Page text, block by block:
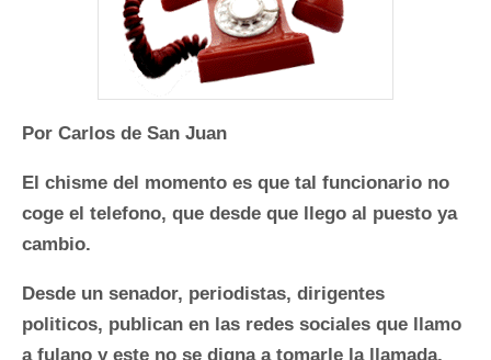
Por Carlos de San Juan
El chisme del momento es que tal funcionario no
coge el telefono, que desde que llego al puesto ya
cambio.
Desde un senador, periodistas, dirigentes
politicos, publican en las redes sociales que llamo
a fulano y este no se digna a tomarle la llamada,